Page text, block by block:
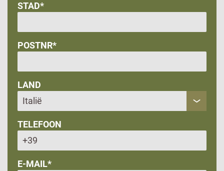
STAD*
POSTNR*
LAND
TELEFOON
E-MAIL*